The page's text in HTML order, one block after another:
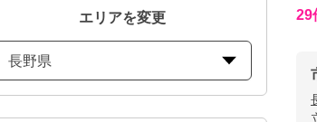
エリアを変更
長野県
29